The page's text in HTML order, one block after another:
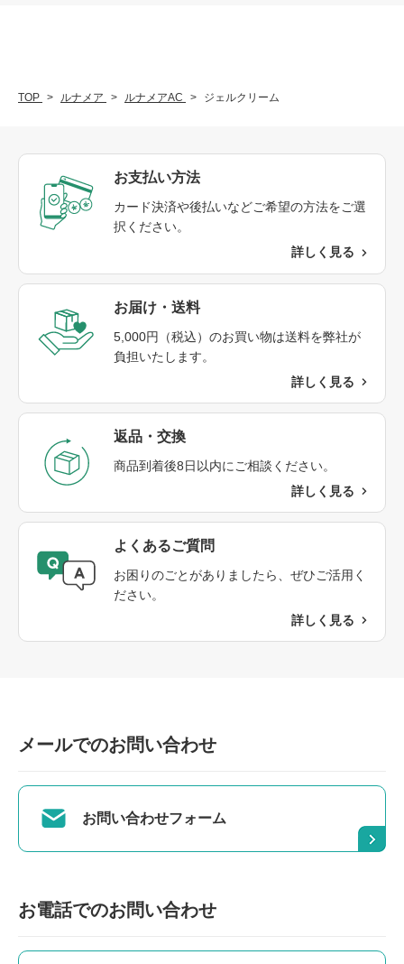
TOP ルナメア ルナメアAC ジェルクリーム
お支払い方法
カード決済や後払いなどご希望の方法をご選
択ください。
詳しく見る
お届け・送料​
5,000円（税込）のお買い物は送料を弊社が
負担いたします。
詳しく見る
返品・交換​
商品到着後8日以内にご相談ください。​
詳しく見る
よくあるご質問​
お困りのごとがありましたら、ぜひご活用く
ださい。
詳しく見る
メールでのお問い合わせ
お問い合わせフォーム
お電話でのお問い合わせ